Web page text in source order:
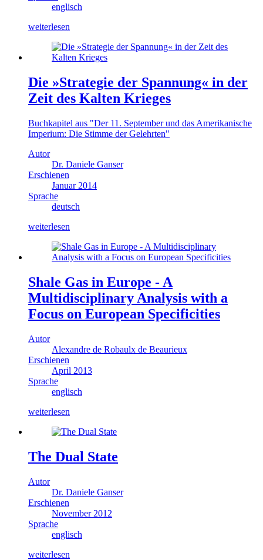
englisch
weiterlesen
Die »Strategie der Spannung« in der
Zeit des Kalten Krieges
Buchkapitel aus "Der 11. September und das Amerikanische
Imperium: Die Stimme der Gelehrten"
Autor
Dr. Daniele Ganser
Erschienen
Januar 2014
Sprache
deutsch
weiterlesen
Shale Gas in Europe - A
Multidisciplinary Analysis with a
Focus on European Specificities
Autor
Alexandre de Robaulx de Beaurieux
Erschienen
April 2013
Sprache
englisch
weiterlesen
The Dual State
Autor
Dr. Daniele Ganser
Erschienen
November 2012
Sprache
englisch
weiterlesen